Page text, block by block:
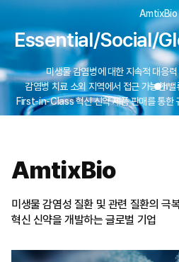
AmtixBio
Essential/Social/
미생물 감염병에 대한 지속적 대응
감염병 치료 소외 지역에서 접근 가능한
First-in-Class 혁신 신약 제품 판매를 통한
AmtixBio
미생물 감염성 질환 및 관련 질환의 극
혁신 신약을 개발하는 글로벌 기업